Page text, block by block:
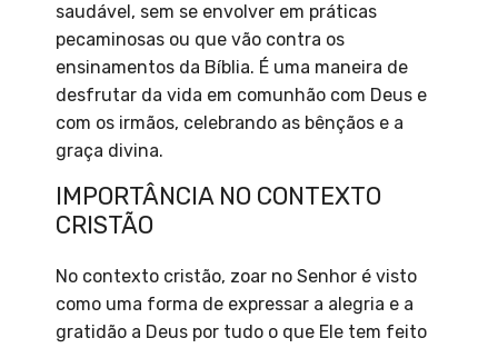
saudável, sem se envolver em práticas
pecaminosas ou que vão contra os
ensinamentos da Bíblia. É uma maneira de
desfrutar da vida em comunhão com Deus e
com os irmãos, celebrando as bênçãos e a
graça divina.
IMPORTÂNCIA NO CONTEXTO
CRISTÃO
No contexto cristão, zoar no Senhor é visto
como uma forma de expressar a alegria e a
gratidão a Deus por tudo o que Ele tem feito